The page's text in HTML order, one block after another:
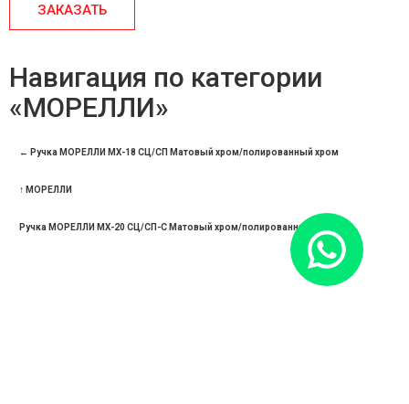
ЗАКАЗАТЬ
Навигация по категории
«МОРЕЛЛИ»
← Ручка МОРЕЛЛИ МХ-18 СЦ/СП Матовый хром/полированный хром
↑ МОРЕЛЛИ
Ручка МОРЕЛЛИ МХ-20 СЦ/СП-С Матовый хром/полированный хром →